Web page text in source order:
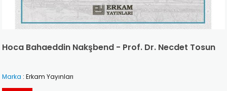
Hoca Bahaeddin Nakşbend - Prof. Dr. Necdet Tosun
Marka : Erkam Yayınları